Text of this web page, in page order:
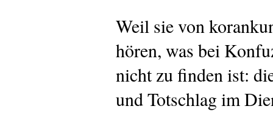
Weil sie von
hören, was bei
nicht zu finden ist:
und Totschlag im